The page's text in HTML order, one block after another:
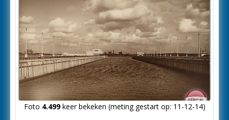
Foto 4.499keer bekeken (meting gestart op: 11-12-14)